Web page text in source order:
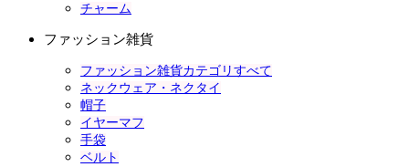
チャーム
ファッション雑貨
ファッション雑貨カテゴリすべて
ネックウェア・ネクタイ
帽子
イヤーマフ
手袋
ベルト